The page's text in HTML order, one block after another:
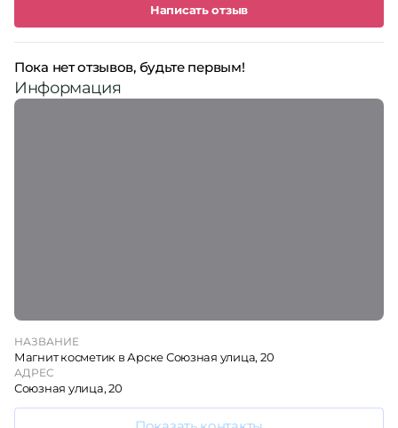
Написать отзыв
Пока нет отзывов, будьте первым!
Информация
НАЗВАНИЕ
Магнит косметик в Арске Союзная улица, 20
АДРЕС
Союзная улица, 20